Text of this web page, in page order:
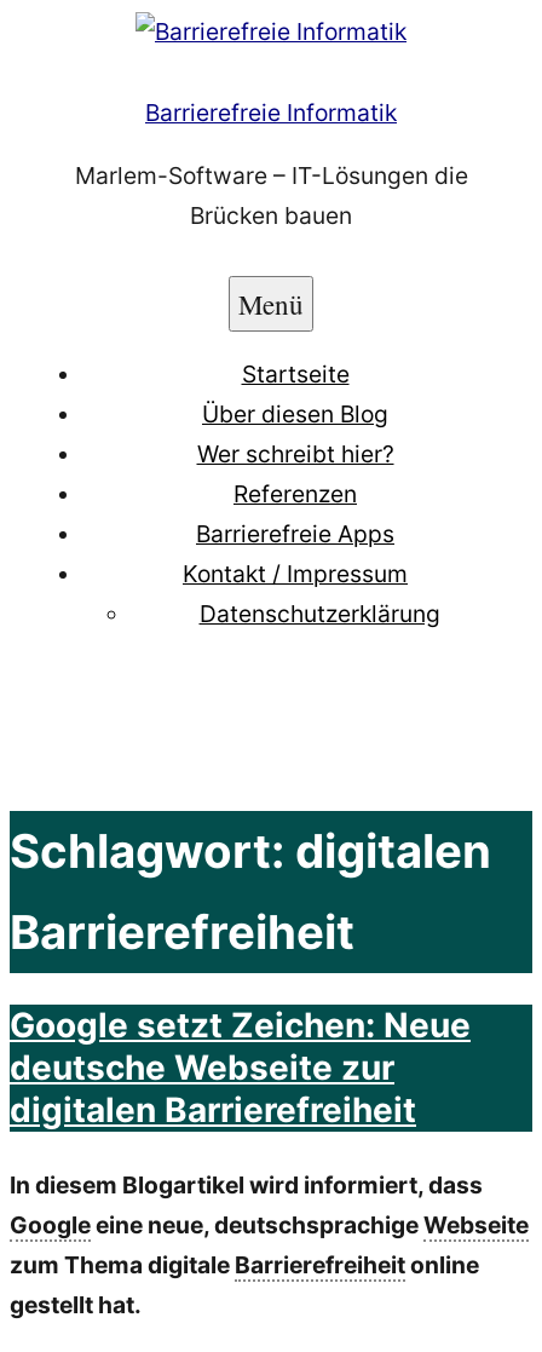
Barrierefreie Informatik
Marlem-Software – IT-Lösungen die
Brücken bauen
Menü
Startseite
Über diesen Blog
Wer schreibt hier?
Referenzen
Barrierefreie Apps
Kontakt / Impressum
Datenschutzerklärung
Schlagwort: digitalen
Barrierefreiheit
Google setzt Zeichen: Neue
deutsche Webseite zur
digitalen Barrierefreiheit
In diesem Blogartikel wird informiert, dass
Googleeine neue, deutschsprachigeWebseite
zum Thema digitale Barrierefreiheitonline
gestellt hat.